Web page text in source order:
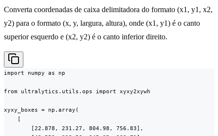
Converta coordenadas de caixa delimitadora do formato (x1, y1, x2,
y2) para o formato (x, y, largura, altura), onde (x1, y1) é o canto
superior esquerdo e (x2, y2) é o canto inferior direito.
import numpy as np
from ultralytics.utils.ops import xyxy2xywh
xyxy_boxes = np.array(
    [
        [22.878, 231.27, 804.98, 756.83],